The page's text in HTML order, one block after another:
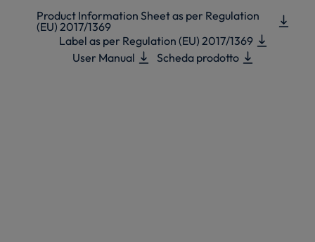
Product Information Sheet as per Regulation
(EU) 2017/1369
Label as per Regulation (EU) 2017/1369
User Manual
Scheda prodotto